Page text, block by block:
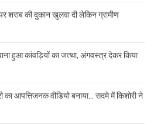
की दुकान खुलवा दी लेकिन ग्रामीण
हुआ कांवड़ियों का जत्था, अंगवस्त्र देकर किया
आपत्तिजनक वीडियो बनाया… सदमे में किशोरी ने